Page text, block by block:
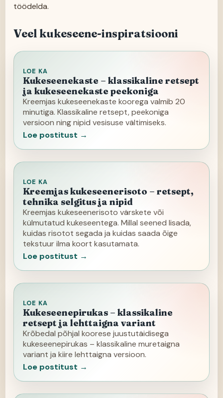
töödelda.
Veel kukeseene-inspiratsiooni
LOE KA
Kukeseenekaste – klassikaline retsept
ja kukeseenekaste peekoniga
Kreemjas kukeseenekaste koorega valmib 20
minutiga. Klassikaline retsept, peekoniga
versioon ning nipid vesisuse vältimiseks.
Loe postitust →
LOE KA
Kreemjas kukeseenerisoto – retsept,
tehnika selgitus ja nipid
Kreemjas kukeseenerisoto värskete või
külmutatud kukeseentega. Millal seened lisada,
kuidas risotot segada ja kuidas saada õige
tekstuur ilma koort kasutamata.
Loe postitust →
LOE KA
Kukeseenepirukas – klassikaline
retsept ja lehttaigna variant
Krõbedal põhjal koorese juustutäidisega
kukeseenepirukas – klassikaline muretaigna
variant ja kiire lehttaigna versioon.
Loe postitust →